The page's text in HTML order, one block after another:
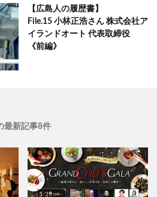
【広島人の履歴書】
File.15 小林正浩さん 株式会社ア
イランドオート 代表取締役
《前編》
最新記事8件